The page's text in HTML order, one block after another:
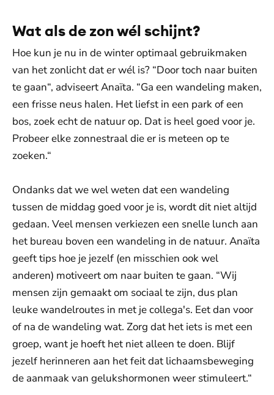
Wat als de zon wél schijnt?
Hoe kun je nu in de winter optimaal gebruikmaken
van het zonlicht dat er wél is? “Door toch naar buiten
te gaan“, adviseert Anaïta. “Ga een wandeling maken,
een frisse neus halen. Het liefst in een park of een
bos, zoek echt de natuur op. Dat is heel goed voor je.
Probeer elke zonnestraal die er is meteen op te
zoeken.“
Ondanks dat we wel weten dat een wandeling
tussen de middag goed voor je is, wordt dit niet altijd
gedaan. Veel mensen verkiezen een snelle lunch aan
het bureau boven een wandeling in de natuur. Anaïta
geeft tips hoe je jezelf (en misschien ook wel
anderen) motiveert om naar buiten te gaan. “Wij
mensen zijn gemaakt om sociaal te zijn, dus plan
leuke wandelroutes in met je collega's. Eet dan voor
of na de wandeling wat. Zorg dat het iets is met een
groep, want je hoeft het niet alleen te doen. Blijf
jezelf herinneren aan het feit dat lichaamsbeweging
de aanmaak van gelukshormonen weer stimuleert.“